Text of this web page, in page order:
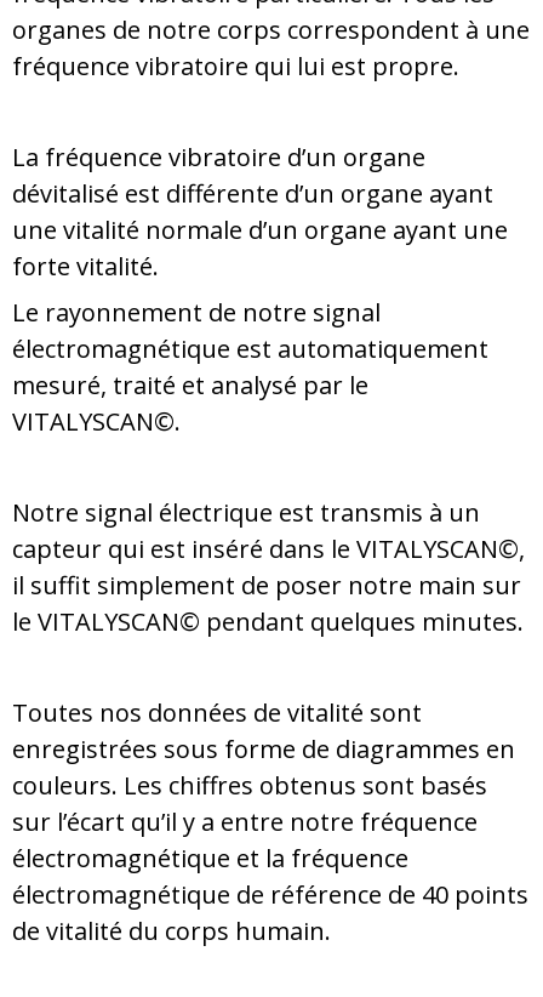
organes de notre corps correspondent à une
fréquence vibratoire qui lui est propre.
La fréquence vibratoire d’un organe
dévitalisé est différente d’un organe ayant
une vitalité normale d’un organe ayant une
forte vitalité.
Le rayonnement de notre signal
électromagnétique est automatiquement
mesuré, traité et analysé par le
VITALYSCAN©.
Notre signal électrique est transmis à un
capteur qui est inséré dans le VITALYSCAN©,
il suffit simplement de poser notre main sur
le VITALYSCAN© pendant quelques minutes.
Toutes nos données de vitalité sont
enregistrées sous forme de diagrammes en
couleurs. Les chiffres obtenus sont basés
sur l’écart qu’il y a entre notre fréquence
électromagnétique et la fréquence
électromagnétique de référence de 40 points
de vitalité du corps humain.